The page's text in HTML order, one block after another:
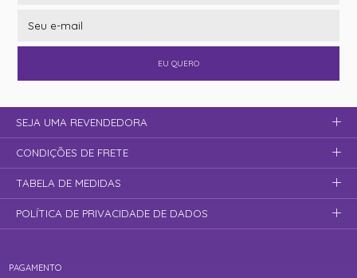
EU QUERO
PAGAMENTO
SEJA UMA REVENDEDORA
CONDIÇÕES DE FRETE
TABELA DE MEDIDAS
POLÍTICA DE PRIVACIDADE DE DADOS